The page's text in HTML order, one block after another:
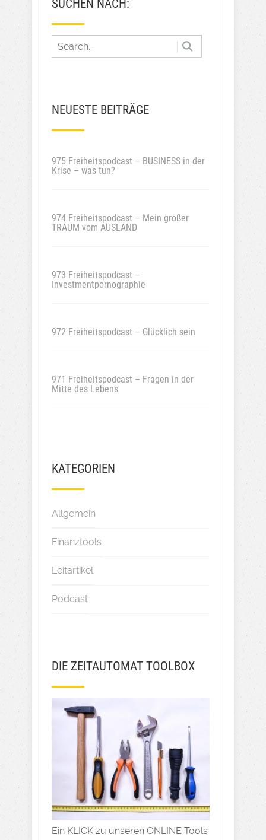
SUCHEN NACH:
NEUESTE BEITRÄGE
975 Freiheitspodcast – BUSINESS in der
Krise – was tun?
974 Freiheitspodcast – Mein großer
TRAUM vom AUSLAND
973 Freiheitspodcast –
Investmentpornographie
972 Freiheitspodcast – Glücklich sein
971 Freiheitspodcast – Fragen in der
Mitte des Lebens
KATEGORIEN
Allgemein
Finanztools
Leitartikel
Podcast
DIE ZEITAUTOMAT TOOLBOX
Ein KLICK zu unseren ONLINE Tools